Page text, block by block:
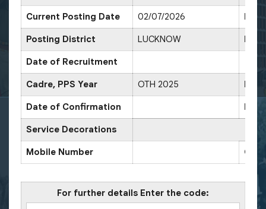
Current Posting Date 02/07/2026
Posting District LUCKNOW
Date of Recruitment
Cadre, PPS Year OTH 2025
Date of Confirmation
Service Decorations
Mobile Number
For further details Enter the code: